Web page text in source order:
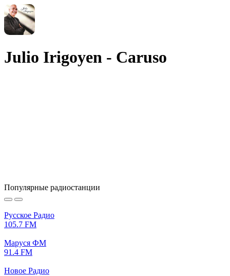
Julio Irigoyen - Caruso
Популярные радиостанции
Русское Радио
105.7 FM
Маруся ФМ
91.4 FM
Новое Радио